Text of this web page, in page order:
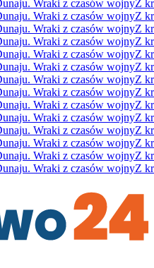
Wraki z czasów wojnyZ
Wraki z czasów wojnyZ
Wraki z czasów wojnyZ
Wraki z czasów wojnyZ
Wraki z czasów wojnyZ
Wraki z czasów wojnyZ
Wraki z czasów wojnyZ
Wraki z czasów wojnyZ
Wraki z czasów wojnyZ
Wraki z czasów wojnyZ
Wraki z czasów wojnyZ
Wraki z czasów wojnyZ
Wraki z czasów wojnyZ
Wraki z czasów wojnyZ